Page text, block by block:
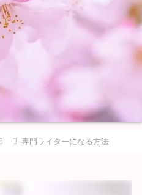
専門ライターになる方法